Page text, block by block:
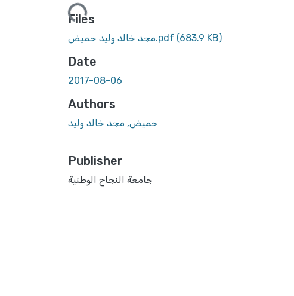
Loading...
Files
مجد خالد وليد حميض.pdf (683.9 KB)
Date
2017-08-06
Authors
حميض, مجد خالد وليد
Publisher
جامعة النجاح الوطنية